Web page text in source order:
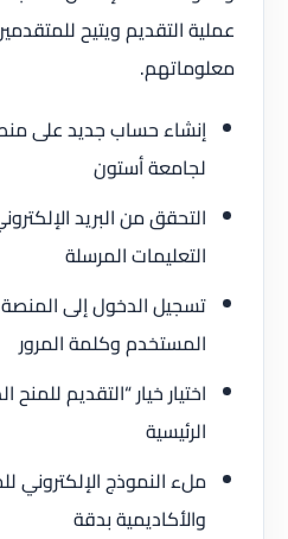
عملية التقديم ويتيح
معلوماتهم.
إنشاء حساب جديد على
لجامعة أستون
التحقق من البريد
التعليمات المرسلة
تسجيل الدخول إلى
المستخدم وكلمة المرور
اختيار خيار “التقديم
الرئيسية
ملء النموذج الإلكتروني
والأكاديمية بدقة